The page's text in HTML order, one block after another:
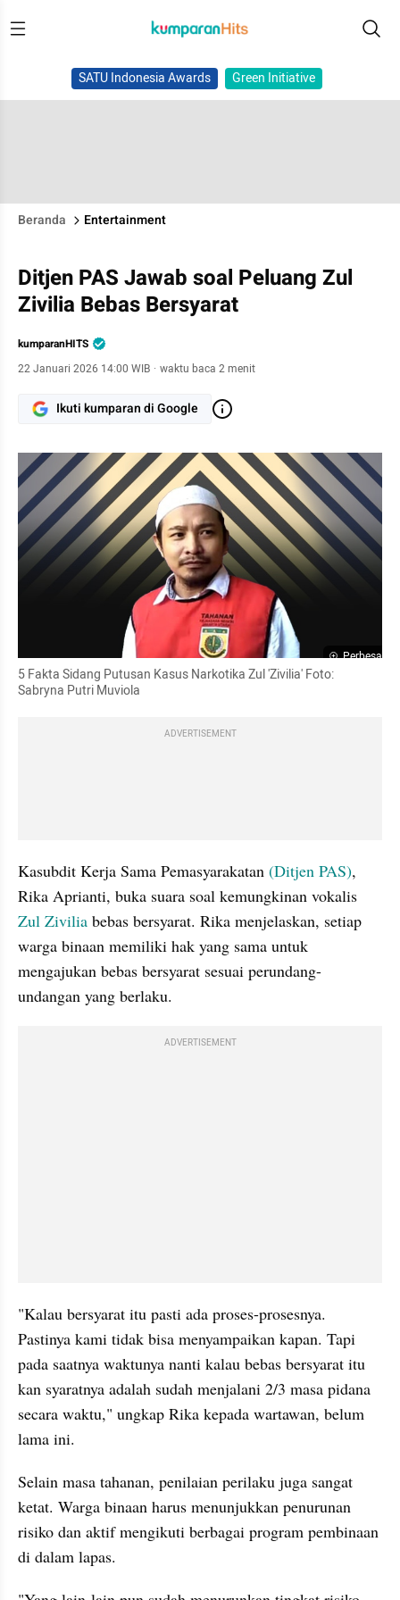
SATU Indonesia Awards Green Initiative
Beranda Entertainment
Ditjen PAS Jawab soal Peluang Zul
Zivilia Bebas Bersyarat
kumparanHITS
22 Januari 2026 14:00 WIB · waktu baca 2 menit
Ikuti kumparan di Google
Perbesar
5 Fakta Sidang Putusan Kasus Narkotika Zul 'Zivilia' Foto:
Sabryna Putri Muviola
ADVERTISEMENT
Kasubdit Kerja Sama Pemasyarakatan (Ditjen PAS),
Zul Zivilia bebas bersyarat. Rika menjelaskan, setiap
warga binaan memiliki hak yang sama untuk
mengajukan bebas bersyarat sesuai perundang-
undangan yang berlaku.
ADVERTISEMENT
"Kalau bersyarat itu pasti ada proses-prosesnya.
Pastinya kami tidak bisa menyampaikan kapan. Tapi
pada saatnya waktunya nanti kalau bebas bersyarat itu
kan syaratnya adalah sudah menjalani 2/3 masa pidana
secara waktu," ungkap Rika kepada wartawan, belum
lama ini.
Selain masa tahanan, penilaian perilaku juga sangat
ketat. Warga binaan harus menunjukkan penurunan
risiko dan aktif mengikuti berbagai program pembinaan
di dalam lapas.